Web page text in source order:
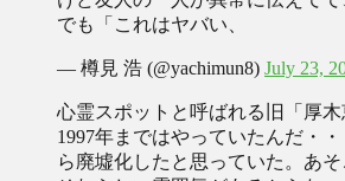
でも「これはヤバい、
— 樽見 浩 (@yachimun8) July 23,
心霊スポットと呼ばれる旧「厚木
1997年まではやっていたんだ・
ら廃墟化したと思っていた。あ